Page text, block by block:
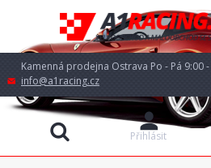
Kamenná prodejna Ostrava Po - Pá 9:00
info@a1racing.cz
Přihlásit